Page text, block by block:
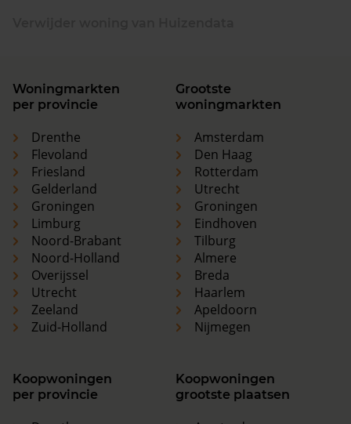
Woningmarkten
per provincie
Drenthe
Flevoland
Friesland
Gelderland
Groningen
Limburg
Noord-Brabant
Noord-Holland
Overijssel
Utrecht
Zeeland
Zuid-Holland
Grootste
woningmarkten
Amsterdam
Den Haag
Rotterdam
Utrecht
Groningen
Eindhoven
Tilburg
Almere
Breda
Haarlem
Apeldoorn
Nijmegen
Koopwoningen
per provincie
Koopwoningen
grootste plaatsen